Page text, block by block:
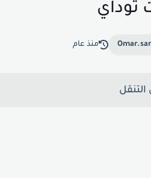
توداي
منذ عام